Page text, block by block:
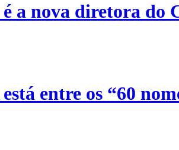
a nova diretora do
entre os “60